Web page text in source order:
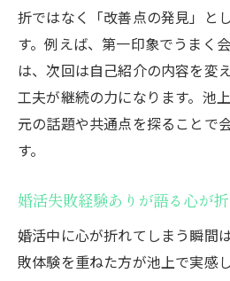
折ではなく「改善点の発見」と
す。例えば、第一印象でうまく
は、次回は自己紹介の内容を変
工夫が継続の力になります。池
元の話題や共通点を探ることで
す。
婚活失敗経験ありが語る心が
婚活中に心が折れてしまう瞬間
敗体験を重ねた方が池上で実感